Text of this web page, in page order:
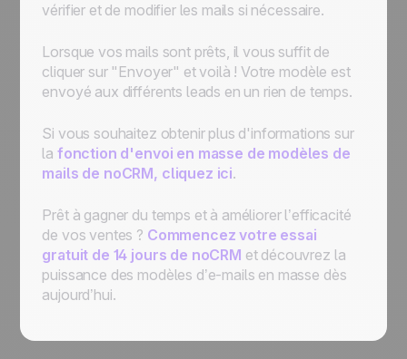
vérifier et de modifier les mails si nécessaire.
Lorsque vos mails sont prêts, il vous suffit de
cliquer sur "Envoyer" et voilà ! Votre modèle est
envoyé aux différents leads en un rien de temps.
Si vous souhaitez obtenir plus d'informations sur
la fonction d'envoi en masse de modèles de
mails de noCRM, cliquez ici.
Prêt à gagner du temps et à améliorer l’efficacité
de vos ventes ? Commencez votre essai
gratuit de 14 jours de noCRM et découvrez la
puissance des modèles d’e-mails en masse dès
aujourd’hui.